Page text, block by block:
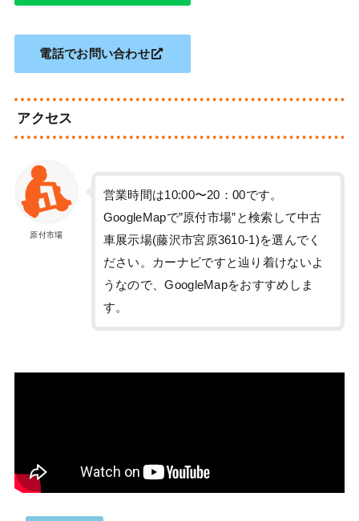
電話でお問い合わせ
アクセス
原付市場
営業時間は10:00〜20：00です。
GoogleMapで”原付市場”と検索して中古
車展示場(藤沢市宮原3610-1)を選んでく
ださい。カーナビですと辿り着けないよ
うなので、GoogleMapをおすすめしま
す。